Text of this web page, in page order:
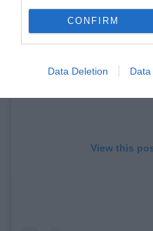
CONFIRM
Data Deletion Data
View this